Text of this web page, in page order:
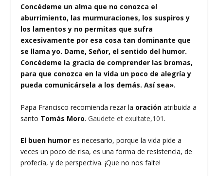
Concédeme un alma que no conozca el
aburrimiento, las murmuraciones, los suspiros y
los lamentos y no permitas que sufra
excesivamente por esa cosa tan dominante que
se llama yo. Dame, Señor, el sentido del humor.
Concédeme la gracia de comprender las bromas,
para que conozca en la vida un poco de alegría y
pueda comunicársela a los demás. Así sea».
Papa Francisco recomienda rezar la oración atribuida a
santo Tomás Moro.Gaudete et exultate,101 .
El buen humor es necesario, porque la vida pide a
veces un poco de risa, es una forma de resistencia, de
profecía, y de perspectiva. ¡Que no nos falte!